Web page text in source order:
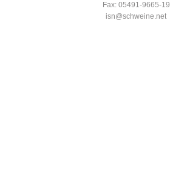
Fax: 05491-9665-19
isn@schweine.net